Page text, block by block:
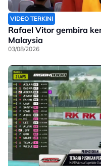
VIDEO TERKINI
Rafael Vitor gembira
Malaysia
03/08/2026